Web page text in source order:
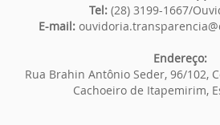
Tel: (28) 3199-1667/
E-mail:
Endereço:
Rua Brahin Antônio Seder, 96/102,
Cachoeiro de Itapemirim,